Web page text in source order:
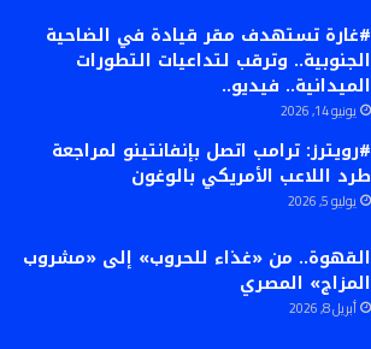
#غارة تستهدف مقر قيادة في الضاحية
الجنوبية.. وترقب لتداعيات التطورات
الميدانية.. فيديو..
يونيو 14, 2026
#رويترز: ترامب اتصل بإنفانتينو لمراجعة
طرد اللاعب الأمريكي بالوغون
يوليو 5, 2026
القهوة.. من «غذاء للحروب» إلى «مشروب
المزاج» المصري
أبريل 8, 2026